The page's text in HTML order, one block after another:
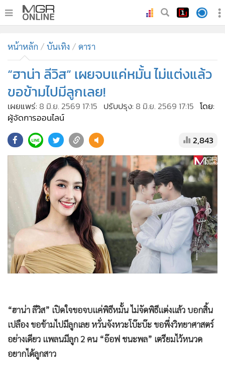
ทันเหตุการณ์
• ภาคใต้
ภูมิภาค
Online Section
• บันเทิง
• ผู้จัดการรายวัน
• คอลัมนิสต์
CbizReview
•
Cyber BIZ
ผู้จัดกวน
Good health & Well-being
• Green Innovation & SD
• Management & HR
• MGR Live
การเมือง
ท่องเที่ยว
• กีฬา
• ต่างประเทศ
หน้าหลัก บันเทิง ดารา
“ฮาน่า ลีวิส” เผยจบแค่หมั้น ไม่แต่งแล้ว
ขอข้ามไปมีลูกเลย!
เผยแพร่: 8 มิ.ย. 2569 17:15 ปรับปรุง: 8 มิ.ย. 2569 17:15 โดย:
ผู้จัดการออนไลน์
2,843
“ฮาน่า ลีวิส” เปิดใจขอจบแค่พิธีหมั้น ไม่จัดพิธีแต่งแล้ว บอกสิ้น
เปลือง ขอข้ามไปมีลูกเลย หวั่นจังหวะโบ๊ะบ๊ะ ขอพึ่งวิทยาศาสตร์
อย่างเดียว แพลนมีลูก 2 คน “อ๊อฟ ชนะพล” เตรียมไว้หนวด
อยากได้ลูกสาว